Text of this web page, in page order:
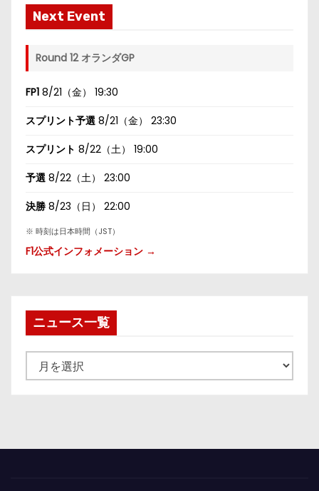
ペ
送
り
Next Event
Round 12 オランダGP
FP1 8/21（金） 19:30
スプリント予選 8/21（金） 23:30
スプリント 8/22（土） 19:00
予選 8/22（土） 23:00
決勝 8/23（日） 22:00
※ 時刻は日本時間（JST）
F1公式インフォメーション →
ニュース一覧
ュ